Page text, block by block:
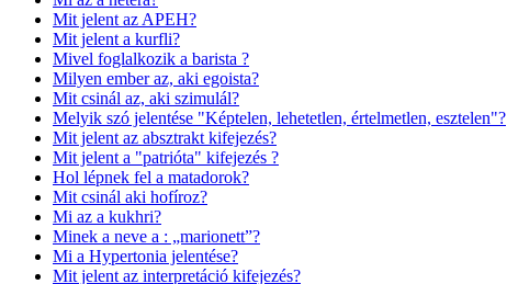
Mit jelent az APEH?
Mit jelent a kurfli?
Mivel foglalkozik a barista ?
Milyen ember az, aki egoista?
Mit csinál az, aki szimulál?
Melyik szó jelentése "Képtelen, lehetetlen, értelmetlen, esztelen"?
Mit jelent az absztrakt kifejezés?
Mit jelent a "patrióta" kifejezés ?
Hol lépnek fel a matadorok?
Mit csinál aki hofíroz?
Mi az a kukhri?
Minek a neve a : „marionett”?
Mi a Hypertonia jelentése?
Mit jelent az interpretáció kifejezés?